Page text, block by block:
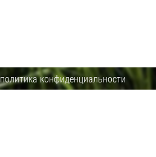
политика конфиденциальности